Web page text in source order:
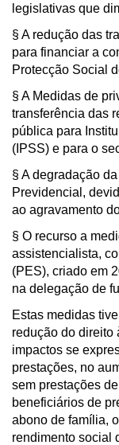
legislativas que
§ A redução das
para financiar a
Protecção Social
§ A Medidas de
transferência das
pública para
(IPSS) e para o
§ A degradação
Previdencial,
ao agravamento
§ O recurso a
assistencialista,
(PES), criado em
na delegação de
Estas medidas
redução do direito
impactos se
prestações, no
sem prestações
beneficiários de
abono de família,
rendimento social